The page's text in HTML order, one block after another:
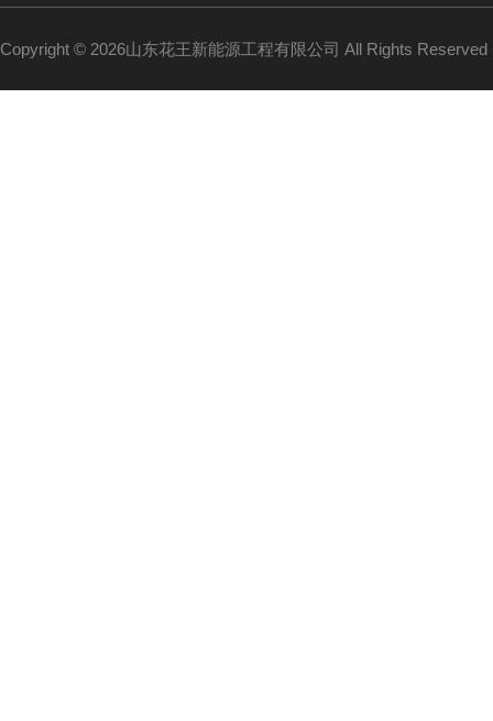
Copyright © 2026山东花王新能源工程有限公司 All Rights